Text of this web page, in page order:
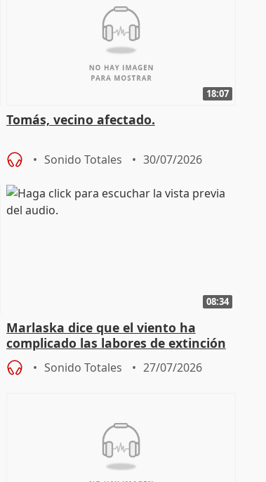
18:07
Tomás, vecino afectado.
Sonido Totales 30/07/2026
08:34
Marlaska dice que el viento ha
complicado las labores de extinción
durante la madrugada
Sonido Totales 27/07/2026